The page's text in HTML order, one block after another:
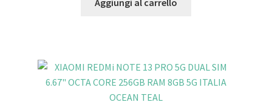
Aggiungi al carrello